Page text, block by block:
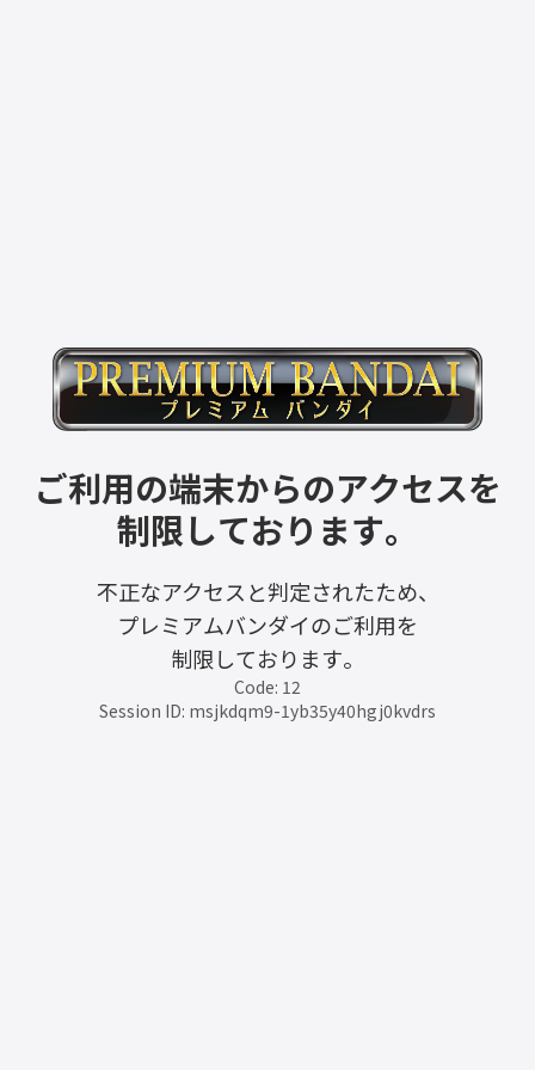
ご利用の端末からのアクセスを
制限しております。
不正なアクセスと判定されたため、
プレミアムバンダイのご利用を
制限しております。
Code: 12
Session ID: msjkdqm9-1yb35y40hgj0kvdrs